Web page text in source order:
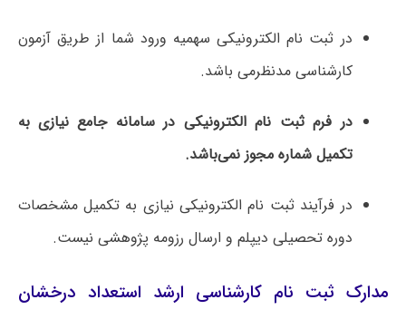
در ثبت نام الکترونیکی سهمیه ورود شما از طریق آزمون
کارشناسی مدنظرمی باشد.
در فرم ثبت نام الکترونیکی در سامانه جامع نیازی به
تکمیل شماره مجوز نمی‌باشد.
در فرآیند ثبت نام الکترونیکی نیازی به تکمیل مشخصات
دوره تحصیلی دیپلم و ارسال رزومه پژوهشی نیست.
مدارک ثبت نام کارشناسی ارشد استعداد درخشان